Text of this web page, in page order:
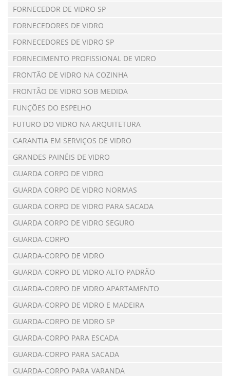
FORNECEDOR DE VIDRO SP
FORNECEDORES DE VIDRO
FORNECEDORES DE VIDRO SP
FORNECIMENTO PROFISSIONAL DE VIDRO
FRONTÃO DE VIDRO NA COZINHA
FRONTÃO DE VIDRO SOB MEDIDA
FUNÇÕES DO ESPELHO
FUTURO DO VIDRO NA ARQUITETURA
GARANTIA EM SERVIÇOS DE VIDRO
GRANDES PAINÉIS DE VIDRO
GUARDA CORPO DE VIDRO
GUARDA CORPO DE VIDRO NORMAS
GUARDA CORPO DE VIDRO PARA SACADA
GUARDA CORPO DE VIDRO SEGURO
GUARDA-CORPO
GUARDA-CORPO DE VIDRO
GUARDA-CORPO DE VIDRO ALTO PADRÃO
GUARDA-CORPO DE VIDRO APARTAMENTO
GUARDA-CORPO DE VIDRO E MADEIRA
GUARDA-CORPO DE VIDRO SP
GUARDA-CORPO PARA ESCADA
GUARDA-CORPO PARA SACADA
GUARDA-CORPO PARA VARANDA